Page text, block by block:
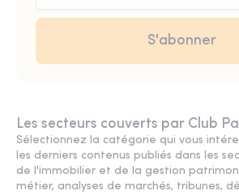
Les secteurs couverts par Club
Sélectionnez la catégorie qui vous
les derniers contenus publiés dans les
de l'immobilier et de la gestion
métier, analyses de marchés, tribunes,